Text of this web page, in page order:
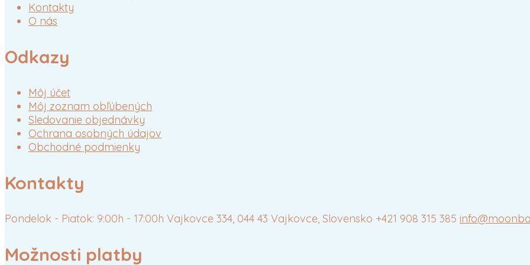
Kontakty
O nás
Odkazy
Môj účet
Môj zoznam obľúbených
Sledovanie objednávky
Ochrana osobných údajov
Obchodné podmienky
Kontakty
Pondelok - Piatok: 9:00h - 17:00h Vajkovce 334, 044 43 Vajkovce, Slovensko +421 908 315 385
Možnosti platby